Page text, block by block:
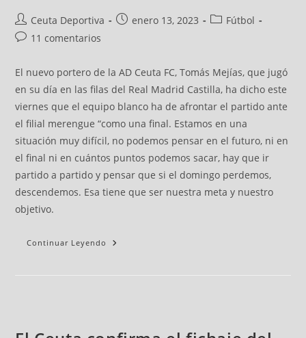
Ceuta Deportiva enero 13, 2023
Fútbol
11 comentarios
El nuevo portero de la AD Ceuta FC, Tomás Mejías, que jugó
en su día en las filas del Real Madrid Castilla, ha dicho este
viernes que el equipo blanco ha de afrontar el partido ante
el filial merengue “como una final. Estamos en una
situación muy difícil, no podemos pensar en el futuro, ni en
el final ni en cuántos puntos podemos sacar, hay que ir
partido a partido y pensar que si el domingo perdemos,
descendemos. Esa tiene que ser nuestra meta y nuestro
objetivo.
Continuar Leyendo